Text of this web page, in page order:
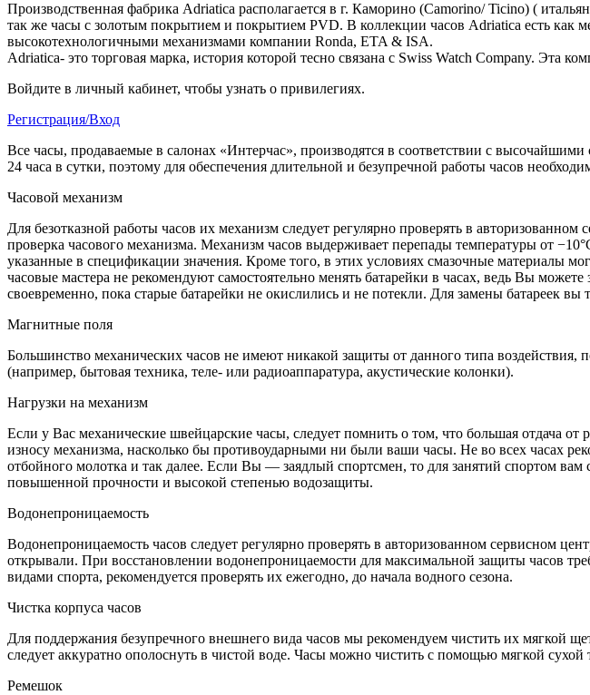
Производственная фабрика Adriatica располагается в г. Каморино (Camorino/ Ticino) (
так же часы с золотым покрытием и покрытием PVD. В коллекции часов Adriatica есть
высокотехнологичными механизмами компании Ronda, ETA & ISA.
Adriatica- это торговая марка, история которой тесно связана с Swiss Watch Company. Эта
Войдите в личный кабинет, чтобы узнать о привилегиях.
Регистрация/Вход
Все часы, продаваемые в салонах «Интерчас», производятся в соответствии с
24 часа в сутки, поэтому для обеспечения длительной и безупречной работы часов
Часовой механизм
Для безотказной работы часов их механизм следует регулярно проверять в
проверка часового механизма. Механизм часов выдерживает перепады температуры от
указанные в спецификации значения. Кроме того, в этих условиях смазочные материалы
часовые мастера не рекомендуют самостоятельно менять батарейки в часах, ведь Вы
своевременно, пока старые батарейки не окислились и не потекли. Для замены батареек
Магнитные поля
Большинство механических часов не имеют никакой защиты от данного типа воздействия,
(например, бытовая техника, теле- или радиоаппаратура, акустические колонки).
Нагрузки на механизм
Если у Вас механические швейцарские часы, следует помнить о том, что большая отдача
износу механизма, насколько бы противоударными ни были ваши часы. Не во всех часах
отбойного молотка и так далее. Если Вы — заядлый спортсмен, то для занятий спортом
повышенной прочности и высокой степенью водозащиты.
Водонепроницаемость
Водонепроницаемость часов следует регулярно проверять в авторизованном сервисном
открывали. При восстановлении водонепроницаемости для максимальной защиты часов
видами спорта, рекомендуется проверять их ежегодно, до начала водного сезона.
Чистка корпуса часов
Для поддержания безупречного внешнего вида часов мы рекомендуем чистить их мягкой
следует аккуратно ополоснуть в чистой воде. Часы можно чистить с помощью мягкой сухой
Ремешок